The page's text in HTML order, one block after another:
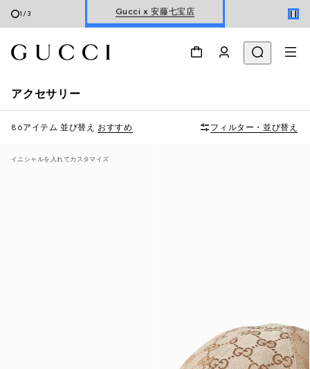
1 /3 オンライン限定 〔GGマーモント〕
アクセサリー
86アイテム 並び替え おすすめ フィルター・並び替え
イニシャルを入れてカスタマイズ